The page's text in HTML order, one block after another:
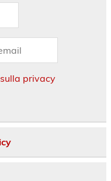
privacy